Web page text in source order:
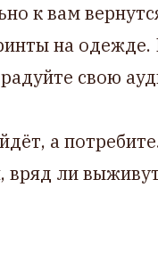
к вам
на
свою
а
вряд ли